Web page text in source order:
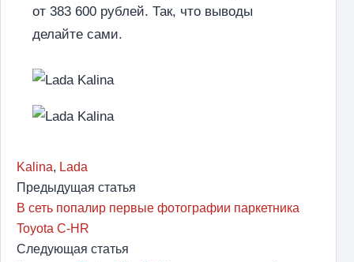
от 383 600 рублей. Так, что выводы
делайте сами.
Kalina, Lada
Предыдущая статья
В сеть попалир первые фотографии паркетника
Toyota C-HR
Следующая статья